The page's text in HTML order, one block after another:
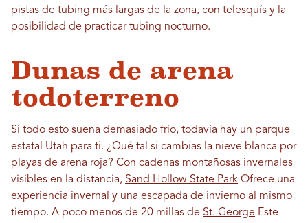
pistas de tubing más largas de la zona, con telesquís y la
posibilidad de practicar tubing nocturno.
Dunas de arena
todoterreno
Si todo esto suena demasiado frío, todavía hay un parque
estatal Utah para ti. ¿Qué tal si cambias la nieve blanca por
playas de arena roja? Con cadenas montañosas invernales
visibles en la distancia, Sand Hollow State Park Ofrece una
experiencia invernal y una escapada de invierno al mismo
tiempo. A poco menos de 20 millas de St. George Este